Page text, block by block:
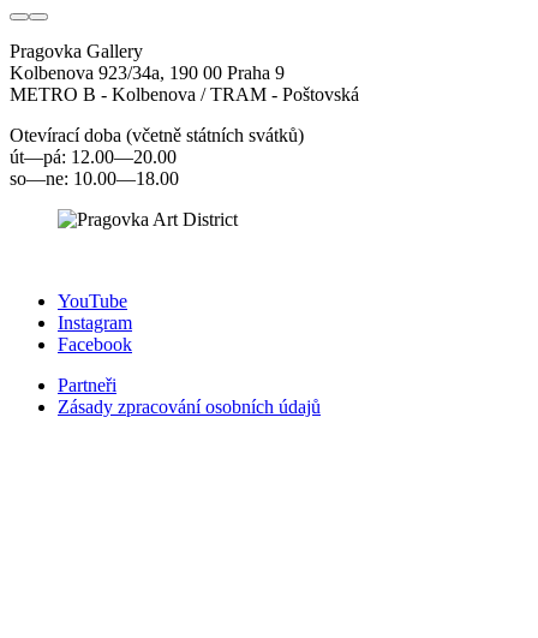
Pragovka Gallery
Kolbenova 923/34a, 190 00 Praha 9
METRO B - Kolbenova / TRAM - Poštovská
Otevírací doba (včetně státních svátků)
út—pá: 12.00—20.00
so—ne: 10.00—18.00
YouTube
Instagram
Facebook
Partneři
Zásady zpracování osobních údajů